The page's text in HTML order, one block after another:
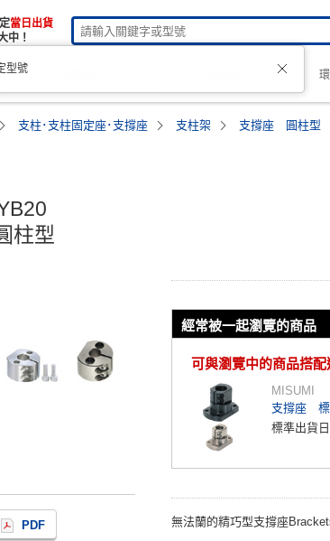
當日出貨
中！
支柱･支柱固定座･支撐座 支柱架 支撐座 圓柱型
柱型
PDF
經常被一起瀏覽的商品
可與瀏覽中的商品搭配
MISUMI
支撐座 標
標準出貨日
無法蘭的精巧型支撐座